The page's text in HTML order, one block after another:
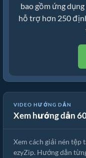
bao gồm ứng
hỗ trợ hơn 250
VIDEO HƯỚNG DẪN
Xem hướng dẫn
Cách giải nén tệp
Xem cách giải nén tệp
ezyZip. Hướng dẫn